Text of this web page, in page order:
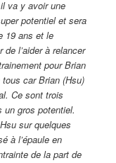
va y avoir une
potentiel et sera
19 ans et le
l’aider à relancer
pour Brian
car Brian (Hsu)
Ce sont trois
gros potentiel.
sur quelques
à l’épaule en
de la part de